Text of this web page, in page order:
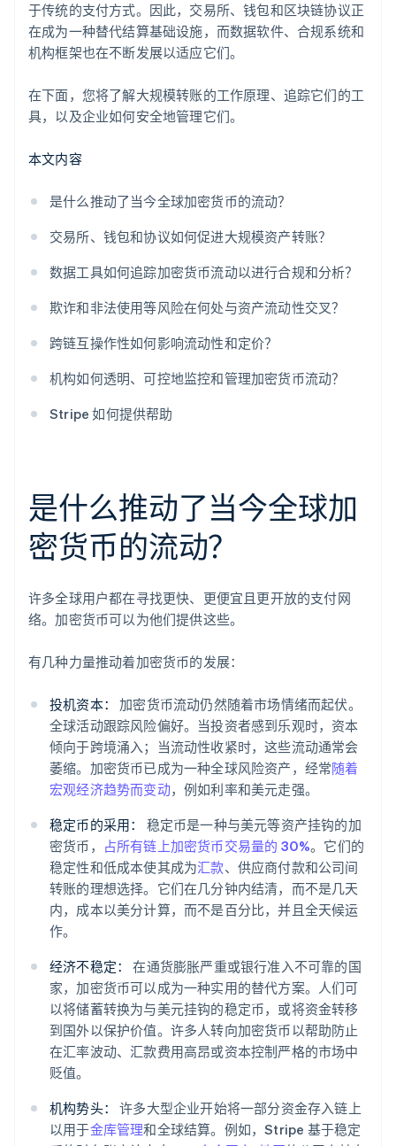
于传统的支付方式。因此，交易所、钱包和区块链协议正
在成为一种替代结算基础设施，而数据软件、合规系统和
机构框架也在不断发展以适应它们。
在下面，您将了解大规模转账的工作原理、追踪它们的工
具，以及企业如何安全地管理它们。
本文内容
是什么推动了当今全球加密货币的流动？
交易所、钱包和协议如何促进大规模资产转账？
数据工具如何追踪加密货币流动以进行合规和分析？
欺诈和非法使用等风险在何处与资产流动性交叉？
跨链互操作性如何影响流动性和定价？
机构如何透明、可控地监控和管理加密货币流动？
Stripe 如何提供帮助
是什么推动了当今全球加
密货币的流动？
许多全球用户都在寻找更快、更便宜且更开放的支付网
络。加密货币可以为他们提供这些。
有几种力量推动着加密货币的发展：
投机资本：
加密货币流动仍然随着市场情绪而起伏。
全球活动跟踪风险偏好。当投资者感到乐观时，资本
倾向于跨境涌入；当流动性收紧时，这些流动通常会
萎缩。加密货币已成为一种全球风险资产，经常随着
宏观经济趋势而变动，例如利率和美元走强。
稳定币的采用：
稳定币是一种与美元等资产挂钩的加
密货币， 占所有链上加密货币交易量的 30%。它们的
稳定性和低成本使其成为汇款、供应商付款和公司间
转账的理想选择。它们在几分钟内结清，而不是几天
内，成本以美分计算，而不是百分比，并且全天候运
作。
经济不稳定：
在通货膨胀严重或银行准入不可靠的国
家，加密货币可以成为一种实用的替代方案。人们可
以将储蓄转换为与美元挂钩的稳定币，或将资金转移
到国外以保护价值。许多人转向加密货币以帮助防止
在汇率波动、汇款费用高昂或资本控制严格的市场中
贬值。
机构势头：
许多大型企业开始将一部分资金存入链上
以用于金库管理和全球结算。例如，Stripe 基于稳定